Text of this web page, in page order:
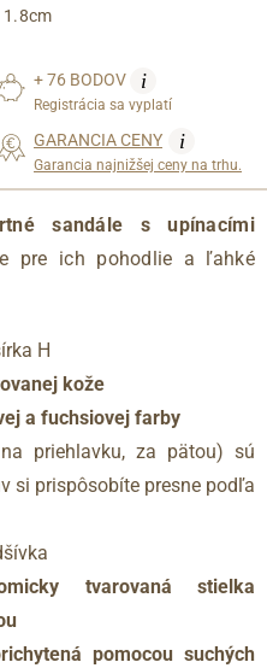
1.8cm
+ 76 BODOV i
Registrácia sa vyplatí
GARANCIA CENY i
Garancia najnižšej ceny na trhu.
sandále s upínacími
pre ich pohodlie a ľahké
H
kože
a fuchsiovej farby
priehlavku, za pätou) sú
si prispôsobíte presne podľa
tvarovaná stielka
pomocou suchých